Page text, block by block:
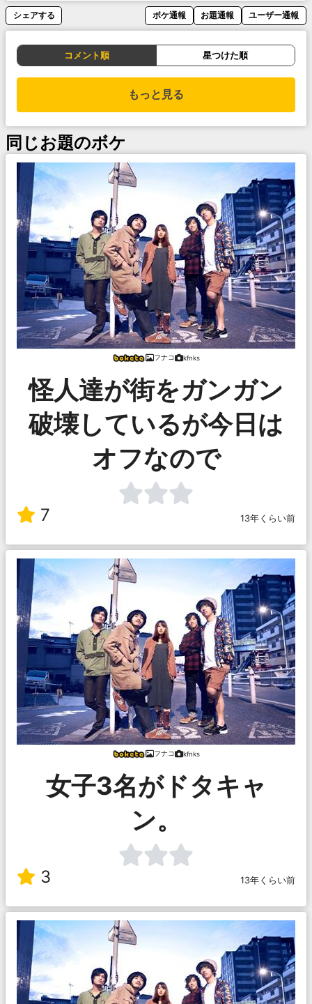
シェアする ボケ通報 お題通報 ユーザー通報
コメント順 星つけた順
もっと見る
同じお題のボケ
フナコ kfnks
怪人達が街をガンガン
破壊しているが今日は
オフなので
7 13年くらい前
フナコ kfnks
女子3名がドタキャ
ン。
3 13年くらい前